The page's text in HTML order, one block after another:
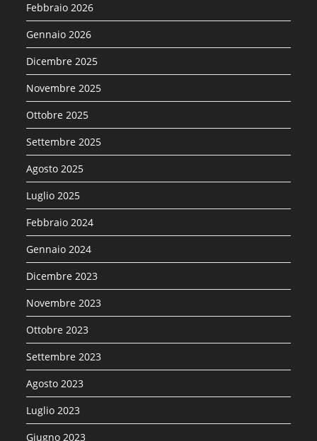
Febbraio 2026
Gennaio 2026
Dicembre 2025
Novembre 2025
Ottobre 2025
Settembre 2025
Agosto 2025
Luglio 2025
Febbraio 2024
Gennaio 2024
Dicembre 2023
Novembre 2023
Ottobre 2023
Settembre 2023
Agosto 2023
Luglio 2023
Giugno 2023